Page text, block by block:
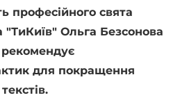
професійного свята
"ТиКиїв" Ольга Безсонова
рекомендує
для покращення